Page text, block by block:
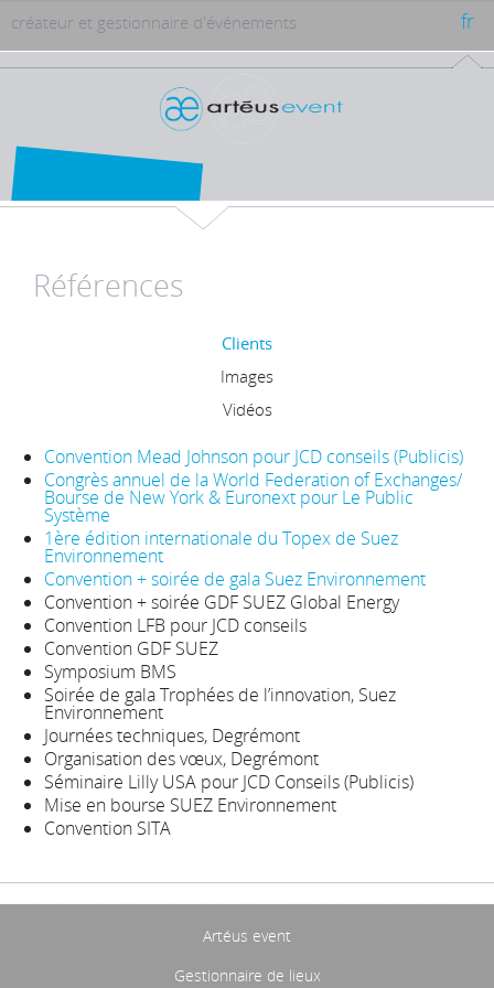
créateur et gestionnaire d'événements fr
Références
Clients
Images
Vidéos
Convention Mead Johnson pour JCD conseils (Publicis)
Congrès annuel de la World Federation of Exchanges/
Bourse de New York & Euronext pour Le Public
Système
1ère édition internationale du Topex de Suez
Environnement
Convention + soirée de gala Suez Environnement
Convention + soirée GDF SUEZ Global Energy
Convention LFB pour JCD conseils
Convention GDF SUEZ
Symposium BMS
Soirée de gala Trophées de l’innovation, Suez
Environnement
Journées techniques, Degrémont
Organisation des vœux, Degrémont
Séminaire Lilly USA pour JCD Conseils (Publicis)
Mise en bourse SUEZ Environnement
Convention SITA
Artéus event
Gestionnaire de lieux